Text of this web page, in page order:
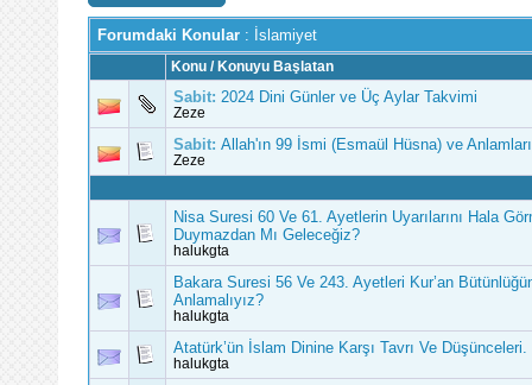
Forumdaki Konular : İslamiyet
Konu / Konuyu Başlatan
Sabit: 2024 Dini Günler ve Üç Aylar Takvimi
Zeze
Sabit: Allah'ın 99 İsmi (Esmaül Hüsna) ve Anlamları
Zeze
Nisa Suresi 60 Ve 61. Ayetlerin Uyarılarını Hala
Duymazdan Mı Geleceğiz?
halukgta
Bakara Suresi 56 Ve 243. Ayetleri Kur’an
Anlamalıyız?
halukgta
Atatürk’ün İslam Dinine Karşı Tavrı Ve Düşünceleri.
halukgta